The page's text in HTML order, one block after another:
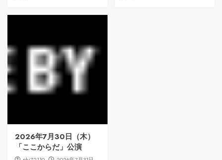
2026年7月30日（木）
「ここからだ」公演